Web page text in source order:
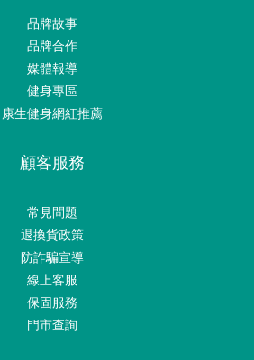
品牌故事
品牌合作
媒體報導
健身專區
康生健身網紅推薦
顧客服務
常見問題
退換貨政策
防詐騙宣導
線上客服
保固服務
門市查詢